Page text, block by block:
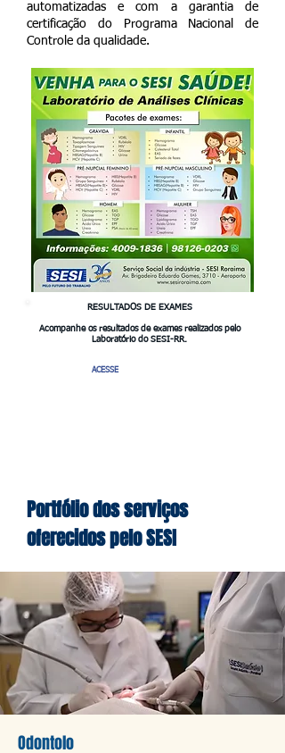
automatizadas e com a garantia de
certificação do Programa Nacional de
Controle da qualidade.
RESULTADOS DE EXAMES
Acompanhe os resultados de exames realizados pelo
Laboratório do SESI-RR.
ACESSE
Portfólio dos serviços
oferecidos pelo SESI
Odontolo